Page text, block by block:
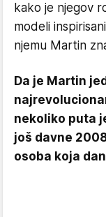
kako je njegov
modeli
njemu Martin
Da je Martin
nekoliko puta
još davne
osoba koja